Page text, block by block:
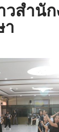
วสำนัก
า